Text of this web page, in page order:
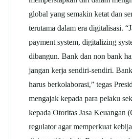
global yang semakin ketat dan
terutama dalam era digitalisasi.
payment system, digitalizing
dibangun. Bank dan non bank
jangan kerja sendiri-sendiri.
harus berkolaborasi,” tegas
mengajak kepada para pelaku
kepada Otoritas Jasa Keuangan
regulator agar memperkuat